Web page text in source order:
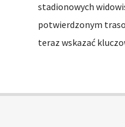
stadionowych
potwierdzonym
teraz wskazać